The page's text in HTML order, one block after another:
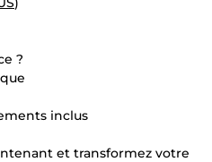
?
inclus
et transformez votre